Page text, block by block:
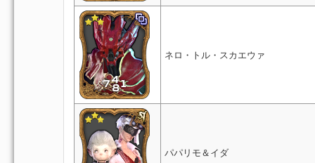
ネロ・トル・スカエウァ
パパリモ＆イダ